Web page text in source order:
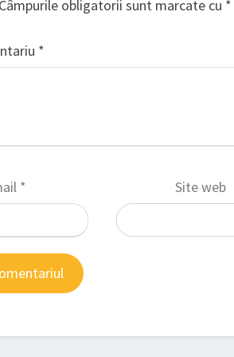
Câmpurile obligatorii sunt marcate cu *
*
* Site web